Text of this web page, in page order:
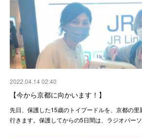
2022.04.14 02:40
【今から京都に向かいます！】
先日、保護した15歳のトイプードルを、京都の里
行きます。保護してからの5日間は、ラジオパー